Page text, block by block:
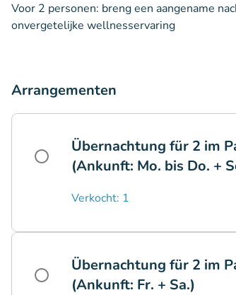
Voor 2 personen: breng een aangename
onvergetelijke wellnesservaring
Arrangementen
Übernachtung für 2 im
(Ankunft: Mo. bis Do. +
Verkocht: 1
Übernachtung für 2 im
(Ankunft: Fr. + Sa.)